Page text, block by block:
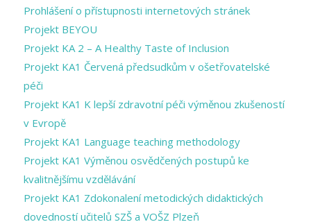
Prohlášení o přístupnosti internetových stránek
Projekt BEYOU
Projekt KA 2 – A Healthy Taste of Inclusion
Projekt KA1 Červená předsudkům v ošetřovatelské
péči
Projekt KA1 K lepší zdravotní péči výměnou zkušeností
v Evropě
Projekt KA1 Language teaching methodology
Projekt KA1 Výměnou osvědčených postupů ke
kvalitnějšímu vzdělávání
Projekt KA1 Zdokonalení metodických didaktických
dovedností učitelů SZŠ a VOŠZ Plzeň